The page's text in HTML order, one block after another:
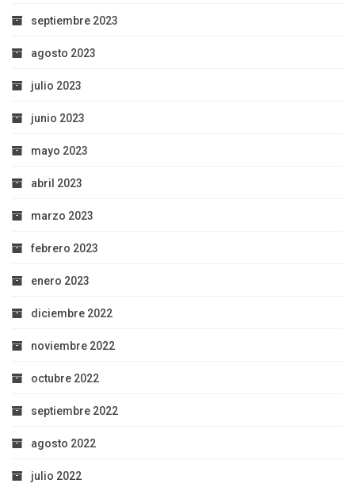
septiembre 2023
agosto 2023
julio 2023
junio 2023
mayo 2023
abril 2023
marzo 2023
febrero 2023
enero 2023
diciembre 2022
noviembre 2022
octubre 2022
septiembre 2022
agosto 2022
julio 2022